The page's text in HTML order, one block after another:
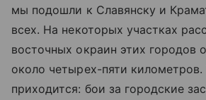
мы подошли к Славянску и
всех. На некоторых участках
восточных окраин этих городов
около четырех-пяти километров.
приходится: бои за городские